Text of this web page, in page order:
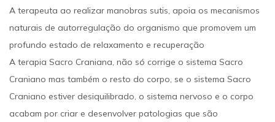
A terapeuta ao realizar manobras sutis, apoia os mecanismos
naturais de autorregulação do organismo que promovem um
profundo estado de relaxamento e recuperação
A terapia Sacro Craniana, não só corrige o sistema Sacro
Craniano mas também o resto do corpo, se o sistema Sacro
Craniano estiver desiquilibrado, o sistema nervoso e o corpo
acabam por criar e desenvolver patologias que são